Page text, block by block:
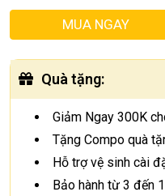
MUA NGAY
Quà tặng:
Giảm Ngay 300K
Tặng Compo quà
Hỗ trợ vệ sinh cài
Bảo hành từ 3 đến